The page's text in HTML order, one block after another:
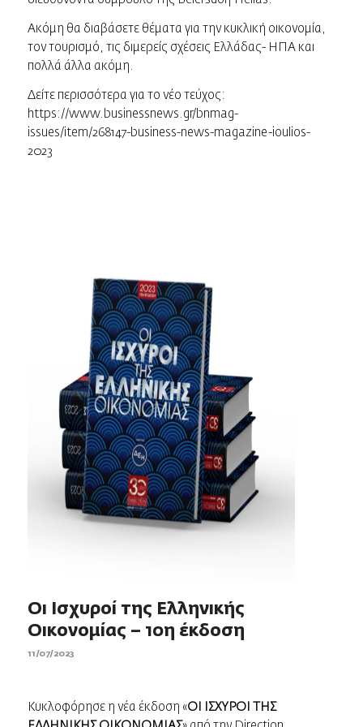
Ακόμη θα διαβάσετε θέματα για την κυκλική οικονομία,
τον τουρισμό, τις διμερείς σχέσεις Ελλάδας- ΗΠΑ και
πολλά άλλα ακόμη.
Δείτε περισσότερα για το νέο τεύχος:
https://www.businessnews.gr/bnmag-
issues/item/268147-business-news-magazine-ioulios-
2023
Οι Ισχυροί της Ελληνικής
Οικονομίας – 10η έκδοση
11/07/2023
Kυκλοφόρησε η νέα έκδοση «ΟΙ ΙΣΧΥΡΟΙ ΤΗΣ